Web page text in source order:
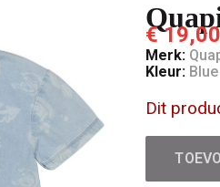
€
Merk:
Kleur:
Dit